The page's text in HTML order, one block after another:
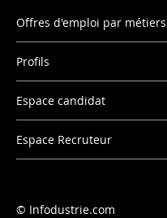
Offres d'emploi par métiers
Profils
Espace candidat
Espace Recruteur
Infodustrie.com